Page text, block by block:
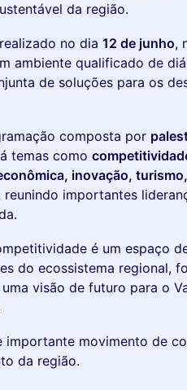
da região.
no dia 12 de junho,
ambiente qualificado de
de soluções para os
composta por
temas como
inovação,
reunindo importantes
é um espaço
do ecossistema regional,
visão de futuro para o
importante movimento de
da região.